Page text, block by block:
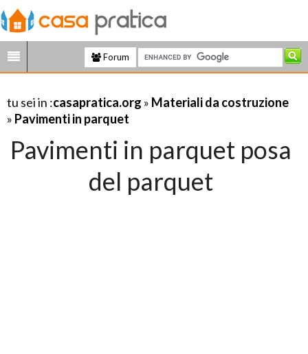
Forum
tu sei in :casapratica.org » Materiali da costruzione
» Pavimenti in parquet
Pavimenti in parquet posa
del parquet